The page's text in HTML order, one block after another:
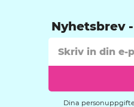
Nyhetsbrev
Dina